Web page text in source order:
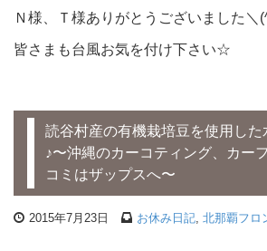
Ｎ様、Ｔ様ありがとうございました＼
皆さまも台風お気を付け下さい☆
読谷村産の有機栽培豆を使用した
♪〜沖縄のカーコティング、カー
コミはザップスへ〜
2015年7月23日 お休み日記 北那覇フロ